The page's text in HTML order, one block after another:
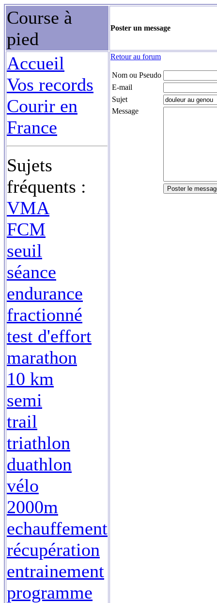
Course à
pied
Poster un message
Accueil
Vos records
Courir en
France
Sujets
fréquents :
VMA
FCM
seuil
séance
endurance
fractionné
test d'effort
marathon
10 km
semi
trail
triathlon
duathlon
vélo
2000m
echauffement
récupération
entrainement
programme
Retour au forum
Nom ou Pseudo
E-mail
Sujet
Message